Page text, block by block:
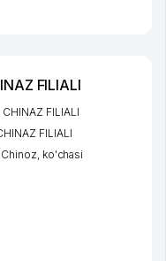
FILIALI
FILIALI
FILIALI
Chinoz, ko'chasi